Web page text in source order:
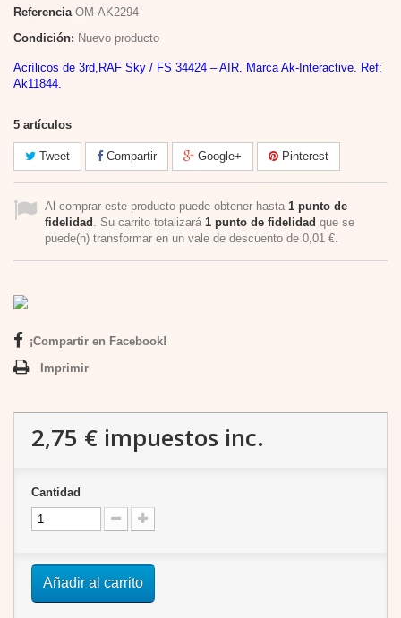
Referencia OM-AK2294
Condición: Nuevo producto
Acrílicos de 3rd,RAF Sky / FS 34424 – AIR. Marca Ak-Interactive. Ref:
Ak11844.
5 artículos
Tweet Compartir Google+ Pinterest
Al comprar este producto puede obtener hasta 1 punto de
fidelidad . Su carrito totalizará 1 punto de fidelidad que se
puede(n) transformar en un vale de descuento de 0,01 €.
¡Compartir en Facebook!
Imprimir
2,75 € impuestos inc.
Cantidad
Añadir al carrito